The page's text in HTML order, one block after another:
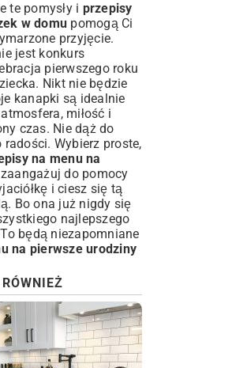
te pomysły i przepisy
w domu pomogą Ci
przyjęcie.
jest konkurs
pierwszego roku
Nikt nie będzie
kanapki są idealnie
miłość i
czas. Nie dąż do
Wybierz proste,
na menu na
zaangażuj do pomocy
i ciesz się tą
Bo ona już nigdy się
najlepszego
będą niezapomniane
na pierwsze urodziny